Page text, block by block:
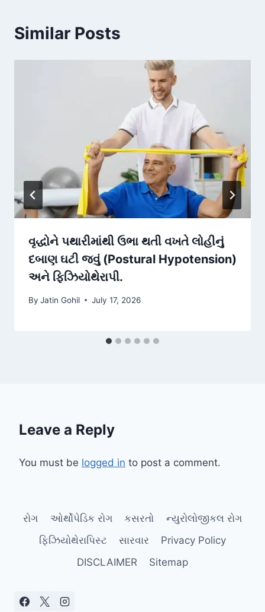
Similar Posts
વૃદ્ધોને પથારીમાંથી ઉભા થતી વખતે લોહીનું
દબાણ ઘટી જવું (Postural Hypotension)
અને ફિઝિયોથેરાપી.
By Jatin Gohil July 17, 2026
Leave a Reply
You must be logged in to post a comment.
રોગ ઓર્થોપેડિક રોગ કસરતો
ન્યુરોલોજીકલ રોગ
ફિઝિયોથેરાપિસ્ટ
સારવાર
Privacy Policy
DISCLAIMER
Sitemap